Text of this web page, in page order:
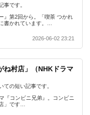
事です。
』第2回から。「喫茶 つかれ
書かれています。…
2026-06-02 23:21
ね村店」（NHKドラマ
ての短い記事です。
『コンビニ兄弟』。コンビニ
」です…